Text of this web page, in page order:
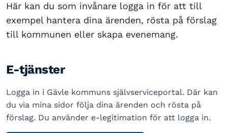
Här kan du som invånare logga in för att till
exempel hantera dina ärenden, rösta på förslag
till kommunen eller skapa evenemang.
E-tjänster
Logga in i Gävle kommuns självserviceportal. Där kan
du via mina sidor följa dina ärenden och rösta på
förslag. Du använder e-legitimation för att logga in.